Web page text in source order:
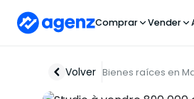
Comprar Vender
Volver Bienes raíces en